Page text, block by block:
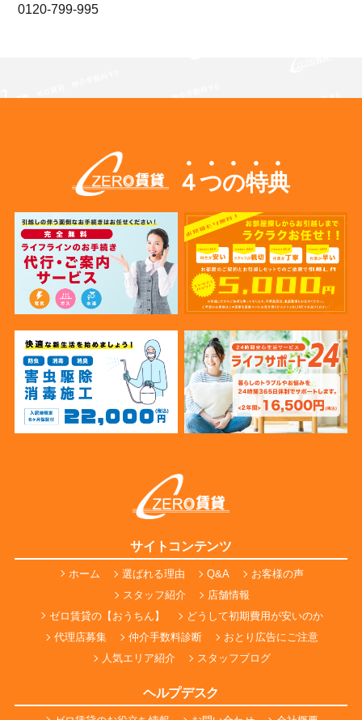
0120-799-995
４つの特典
サイトコンテンツ
ホーム 選ばれる理由 Q&A
お客様の声
スタッフ紹介
店舗情報
ゼロ賃貸の【おうちん】
どうして初期費用が安いのか
代理店募集
仲介手数料診断
おとり広告にご注意
人気エリア紹介
スタッフブログ
ヘルプデスク